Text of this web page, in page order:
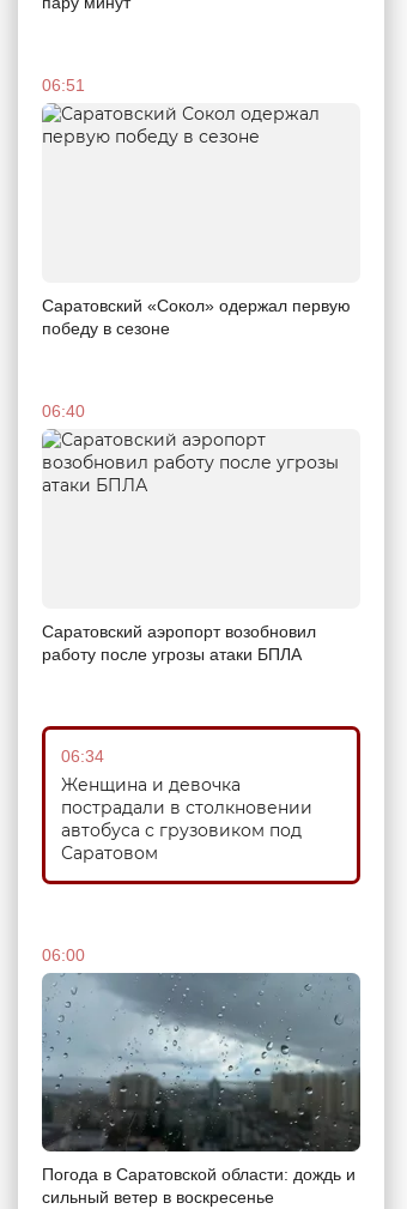
06:51
Саратовский «Сокол» одержал первую
победу в сезоне
06:40
Саратовский аэропорт возобновил
работу после угрозы атаки БПЛА
06:34
Женщина и девочка
пострадали в столкновении
автобуса с грузовиком под
Саратовом
06:00
Погода в Саратовской области: дождь и
сильный ветер в воскресенье